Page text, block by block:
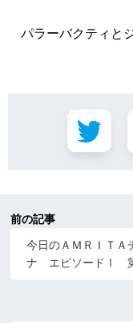
パラーバクティと
前の記事
今日のＡＭＲＩＴＡ
ナ エピソードⅠ 第